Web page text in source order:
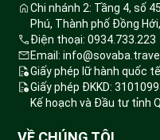
Jamie Drew
Totally professional
Jessica
The caves were very
return and do the
Chi nhánh 2: Tầng 4, số
Phú, Thành phố Đồng
Điện thoại: 0934.733.223
Email: info@sovaba.travel
Giấy phép lữ hành quốc
Giấy phép ĐKKD:
Kế hoạch và Đầu tư tỉnh